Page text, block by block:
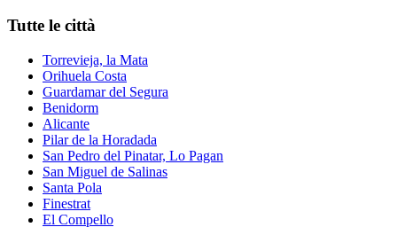
Tutte le città
Torrevieja, la Mata
Orihuela Costa
Guardamar del Segura
Benidorm
Alicante
Pilar de la Horadada
San Pedro del Pinatar, Lo Pagan
San Miguel de Salinas
Santa Pola
Finestrat
El Compello